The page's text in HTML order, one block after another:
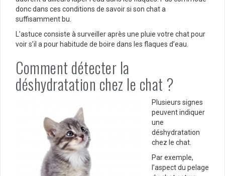
donc dans ces conditions de savoir si son chat a
suffisamment bu.
L’astuce consiste à surveiller après une pluie votre chat pour
voir s’il a pour habitude de boire dans les flaques d’eau.
Comment détecter la
déshydratation chez le chat ?
Plusieurs signes
peuvent indiquer
une
déshydratation
chez le chat.
Par exemple,
l’aspect du pelage